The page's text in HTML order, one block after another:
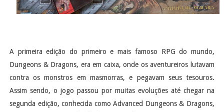
A primeira edição do primeiro e mais famoso RPG do mundo,
Dungeons & Dragons, era em caixa, onde os aventureiros lutavam
contra os monstros em masmorras, e pegavam seus tesouros.
Assim sendo, o jogo passou por muitas evoluções até chegar na
segunda edição, conhecida como Advanced Dungeons & Dragons,